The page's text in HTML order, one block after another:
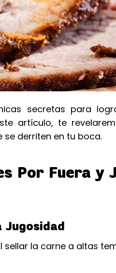
secretas para
artículo, te
derriten en tu boca.
Por Fuera y
Jugosidad
sellar la carne a altas